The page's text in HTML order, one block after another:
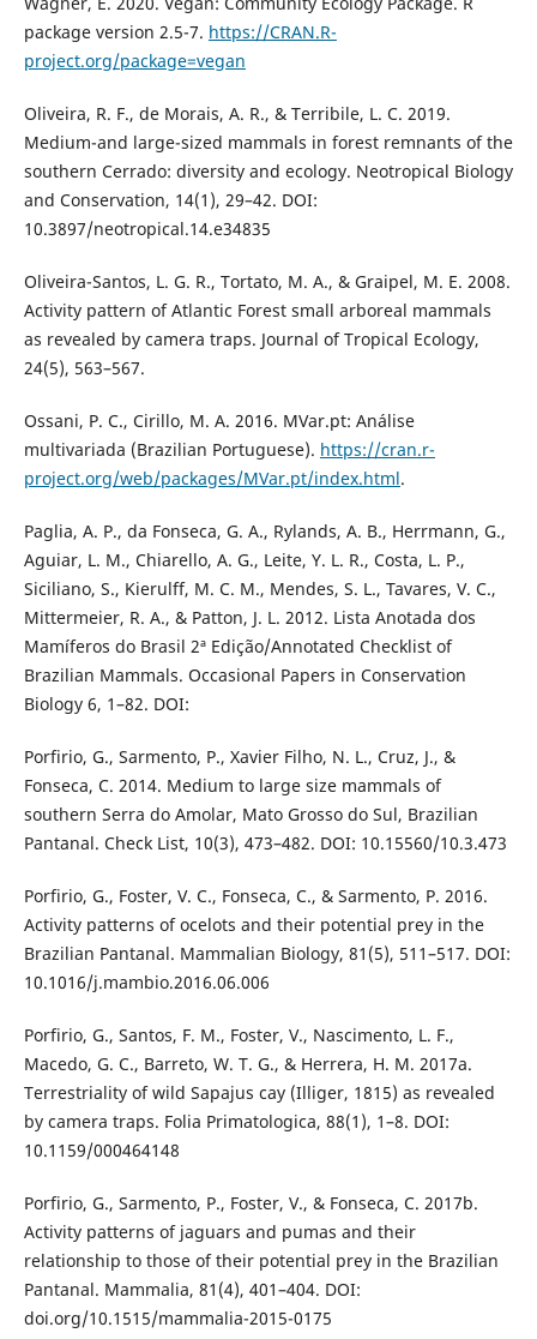
package version 2.5-7. https://CRAN.R-
project.org/package=vegan
Oliveira, R. F., de Morais, A. R., & Terribile, L. C. 2019.
Medium-and large-sized mammals in forest remnants of the
southern Cerrado: diversity and ecology. Neotropical Biology
and Conservation, 14(1), 29–42. DOI:
10.3897/neotropical.14.e34835
Oliveira-Santos, L. G. R., Tortato, M. A., & Graipel, M. E. 2008.
Activity pattern of Atlantic Forest small arboreal mammals
as revealed by camera traps. Journal of Tropical Ecology,
24(5), 563–567.
Ossani, P. C., Cirillo, M. A. 2016. MVar.pt: Análise
multivariada (Brazilian Portuguese). https://cran.r-
project.org/web/packages/MVar.pt/index.html.
Paglia, A. P., da Fonseca, G. A., Rylands, A. B., Herrmann, G.,
Aguiar, L. M., Chiarello, A. G., Leite, Y. L. R., Costa, L. P.,
Siciliano, S., Kierulff, M. C. M., Mendes, S. L., Tavares, V. C.,
Mittermeier, R. A., & Patton, J. L. 2012. Lista Anotada dos
Mamíferos do Brasil 2ª Edição/Annotated Checklist of
Brazilian Mammals. Occasional Papers in Conservation
Biology 6, 1–82. DOI:
Porfirio, G., Sarmento, P., Xavier Filho, N. L., Cruz, J., &
Fonseca, C. 2014. Medium to large size mammals of
southern Serra do Amolar, Mato Grosso do Sul, Brazilian
Pantanal. Check List, 10(3), 473–482. DOI: 10.15560/10.3.473
Porfirio, G., Foster, V. C., Fonseca, C., & Sarmento, P. 2016.
Activity patterns of ocelots and their potential prey in the
Brazilian Pantanal. Mammalian Biology, 81(5), 511–517. DOI:
10.1016/j.mambio.2016.06.006
Porfirio, G., Santos, F. M., Foster, V., Nascimento, L. F.,
Macedo, G. C., Barreto, W. T. G., & Herrera, H. M. 2017a.
Terrestriality of wild Sapajus cay (Illiger, 1815) as revealed
by camera traps. Folia Primatologica, 88(1), 1–8. DOI:
10.1159/000464148
Porfirio, G., Sarmento, P., Foster, V., & Fonseca, C. 2017b.
Activity patterns of jaguars and pumas and their
relationship to those of their potential prey in the Brazilian
Pantanal. Mammalia, 81(4), 401–404. DOI:
doi.org/10.1515/mammalia-2015-0175